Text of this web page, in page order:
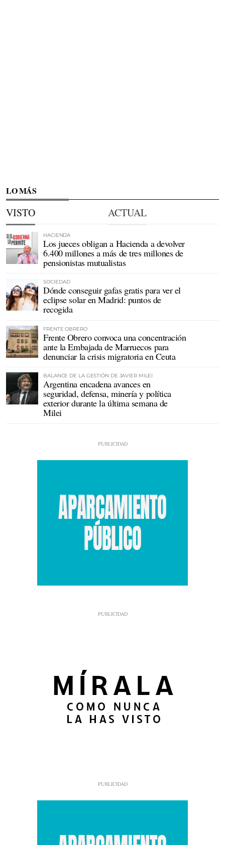
LO MÁS
VISTO ACTUAL
HACIENDA
Los jueces obligan a Hacienda a devolver
6.400 millones a más de tres millones de
pensionistas mutualistas
SOCIEDAD
Dónde conseguir gafas gratis para ver el
eclipse solar en Madrid: puntos de
recogida
FRENTE OBRERO
Frente Obrero convoca una concentración
ante la Embajada de Marruecos para
denunciar la crisis migratoria en Ceuta
BALANCE DE LA GESTIÓN DE JAVIER MILEI
Argentina encadena avances en
seguridad, defensa, minería y política
exterior durante la última semana de
Milei